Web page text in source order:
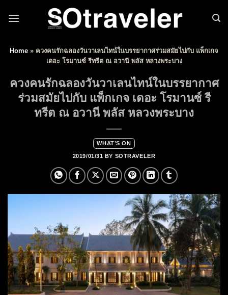
Home » ควงคนรักฉลองวันวาเลนไทน์ในบรรยากาศร่วมสมัยไปกับ แพ็กเกจ
เดอะ โรมานซ์ รีทรีต ณ อวานี พลัส หลวงพระบาง
ควงคนรักฉลองวันวาเลนไทน์ในบรรยากาศ
ร่วมสมัยไปกับ แพ็กเกจ เดอะ โรมานซ์ รี
ทรีต ณ อวานี พลัส หลวงพระบาง
WHAT’S ON
2019/01/31 BY SOTRAVELER